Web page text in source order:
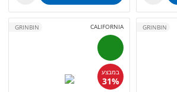
GRINBIN
CALIFORNIA
במבצע
31%
GRINBIN